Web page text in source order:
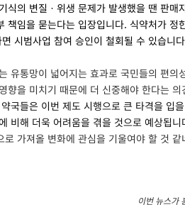
식의 변질ㆍ위생 문제가 발생했을 땐 판매
책임을 묻는다는 입장입니다. 식약처가 정
시범사업 참여 승인이 철회될 수 있습니
유통망이 넓어지는 효과로 국민들의 편
향을 미치기 때문에 더 신중해야 한다는
국들은 이번 제도 시행으로 큰 타격을 입
비해 더욱 어려움을 겪을 것으로 예상됩니
로 가져올 변화에 관심을 기울여야 할 것 같
이번 뉴스가